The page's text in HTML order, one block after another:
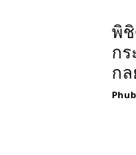
พิชิ
กร
ก